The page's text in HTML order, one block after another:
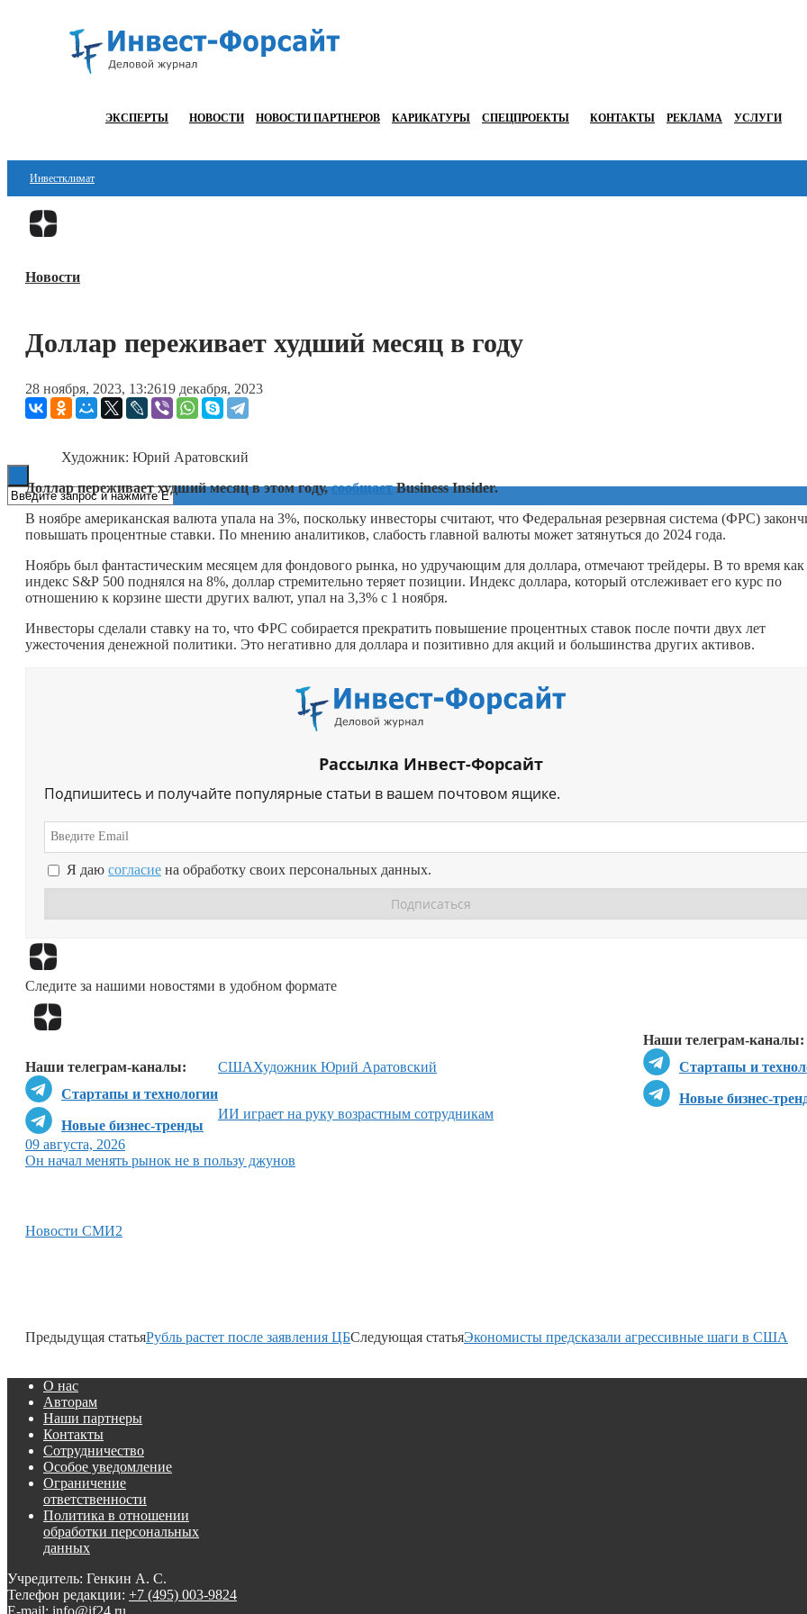
ЭКСПЕРТЫ НОВОСТИ НОВОСТИ ПАРТНЕРОВ КАРИКАТУРЫ СПЕЦПРОЕКТЫ КОНТАКТЫ РЕКЛАМА УСЛУГИ
Инвестклимат
Финансы
Блокчейн
Технологии
ESG
Новости
Доллар переживает худший месяц в году
28 ноября, 2023, 13:2619 декабря, 2023
Художник: Юрий Аратовский
Доллар переживает худший месяц в этом году,сообщаетBusiness Insider.
В ноябре американская валюта упала на 3%, поскольку инвесторы считают, что Федеральная резервная система (ФРС)
повышать процентные ставки. По мнению аналитиков, слабость главной валюты может затянуться до 2024 года.
Ноябрь был фантастическим месяцем для фондового рынка, но удручающим для доллара, отмечают трейдеры. В то время как
индекс S&P 500 поднялся на 8%, доллар стремительно теряет позиции. Индекс доллара, который отслеживает его курс по
отношению к корзине шести других валют, упал на 3,3% с 1 ноября.
Инвесторы сделали ставку на то, что ФРС собирается прекратить повышение процентных ставок после почти двух лет
ужесточения денежной политики. Это негативно для доллара и позитивно для акций и большинства других активов.
Рассылка Инвест-Форсайт
Подпишитесь и получайте популярные статьи в вашем почтовом ящике.
Я даю согласие на обработку своих персональных данных.
Следите за нашими новостями в удобном формате
Наши телеграм-каналы:
Стартапы и
Новые бизнес-
Наши телеграм-каналы:
Стартапы и технологии
Новые бизнес-тренды
СШАХудожник Юрий Аратовский
ИИ играет на руку возрастным сотрудникам
09 августа, 2026
Он начал менять рынок не в пользу джунов
Новости СМИ2
Предыдущая статьяРубль растет после заявления ЦБСледующая статьяЭкономисты предсказали агрессивные шаги в США
О нас
Авторам
Наши партнеры
Контакты
Сотрудничество
Особое уведомление
Ограничение
ответственности
Политика в отношении
обработки персональных
данных
Учредитель: Генкин А. С.
Телефон редакции: +7 (495) 003-9824